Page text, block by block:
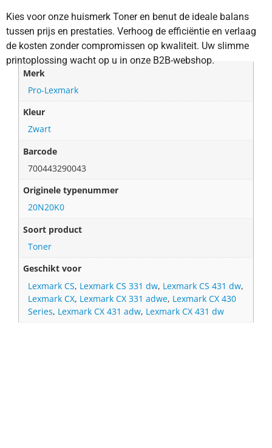
Kies voor onze huismerk Toner en benut de ideale balans
tussen prijs en prestaties. Verhoog de efficiëntie en verlaag
de kosten zonder compromissen op kwaliteit. Uw slimme
printoplossing wacht op u in onze B2B-webshop.
Merk
Pro-Lexmark
Kleur
Zwart
Barcode
700443290043
Originele typenummer
20N20K0
Soort product
Toner
Geschikt voor
Lexmark CS, Lexmark CS 331 dw, Lexmark CS 431 dw,
Lexmark CX, Lexmark CX 331 adwe, Lexmark CX 430
Series, Lexmark CX 431 adw, Lexmark CX 431 dw